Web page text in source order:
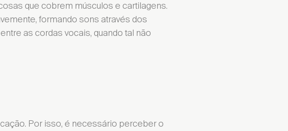
que cobrem músculos e cartilagens.
formando sons através dos
as cordas vocais, quando tal não
Por isso, é necessário perceber o